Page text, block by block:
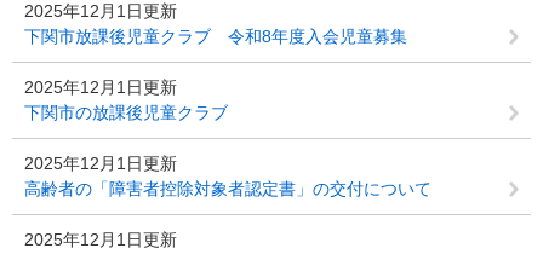
2025年12月1日更新
下関市放課後児童クラブ 令和8年度入会児童募集
2025年12月1日更新
下関市の放課後児童クラブ
2025年12月1日更新
高齢者の「障害者控除対象者認定書」の交付について
2025年12月1日更新